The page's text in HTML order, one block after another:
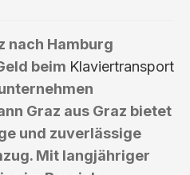
nach Hamburg
beim Klaviertransport
Graz aus Graz bietet
und zuverlässige
Mit langjähriger